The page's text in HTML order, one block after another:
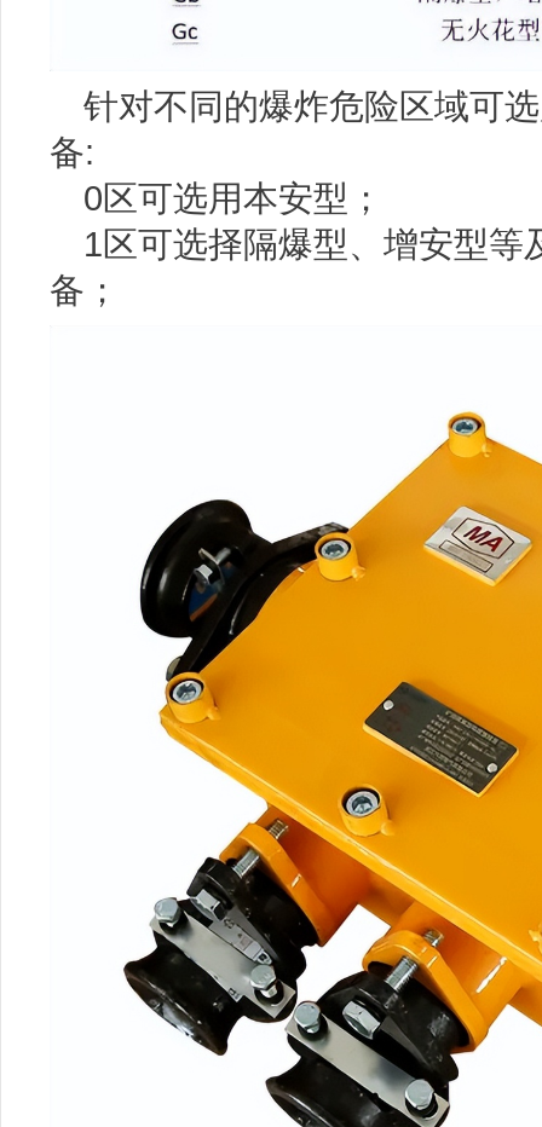
针对不同的爆炸危险区域可
备:
0区可选用本安型；
1区可选择隔爆型、增安型
备；